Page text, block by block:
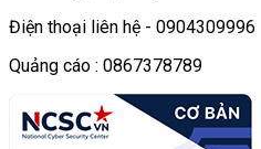
Điện thoại liên hệ - 0904309996
Quảng cáo : 0867378789